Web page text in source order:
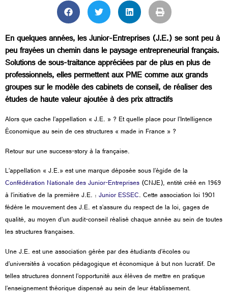
En quelques années, les Junior-Entreprises (J.E.) se sont peu à
peu frayées un chemin dans le paysage entrepreneurial français.
Solutions de sous-traitance appréciées par de plus en plus de
professionnels, elles permettent aux PME comme aux grands
groupes sur le modèle des cabinets de conseil, de réaliser des
études de haute valeur ajoutée à des prix attractifs
Alors que cache l’appellation « J.E. » ? Et quelle place pour l’Intelligence
Économique au sein de ces structures « made in France » ?
Retour sur une success-story à la française.
L’appellation « J.E.» est une marque déposée sous l’égide de la
Confédération Nationale des Junior-Entreprises(CNJE), entité créé en 1969
à l’initiative de la première J.E. :Junior ESSEC. Cette association loi 1901
fédère le mouvement des J.E. et s’assure du respect de la loi, gages de
qualité, au moyen d’un audit-conseil réalisé chaque année au sein de toutes
les structures françaises.
Une J.E. est une association gérée par des étudiants d’écoles ou
d’universités à vocation pédagogique et économique à but non lucratif. De
telles structures donnent l’opportunité aux élèves de mettre en pratique
l’enseignement théorique dispensé au sein de leur établissement.